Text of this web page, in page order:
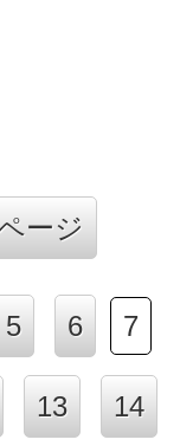
ージ
5 6 7
13 14